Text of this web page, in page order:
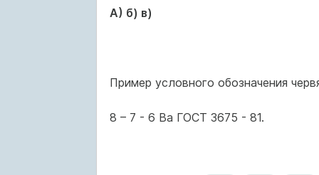
А) б) в)
Пример условного обозначения
8 – 7 - 6 Ва ГОСТ 3675 - 81.